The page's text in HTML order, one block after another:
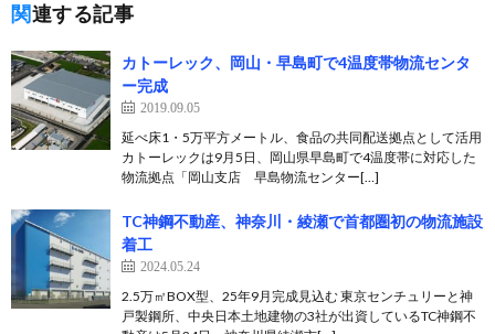
関連する記事
カトーレック、岡山・早島町で4温度帯物流センタ
ー完成
2019.09.05
延べ床1・5万平方メートル、食品の共同配送拠点として活用
カトーレックは9月5日、岡山県早島町で4温度帯に対応した
物流拠点「岡山支店 早島物流センター[…]
TC神鋼不動産、神奈川・綾瀬で首都圏初の物流施設
着工
2024.05.24
2.5万㎡BOX型、25年9月完成見込む 東京センチュリーと神
戸製鋼所、中央日本土地建物の3社が出資しているTC神鋼不